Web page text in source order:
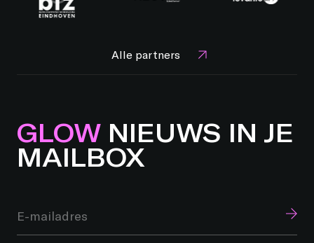
Alle partners
GLOWNIEUWS IN JE
MAILBOX